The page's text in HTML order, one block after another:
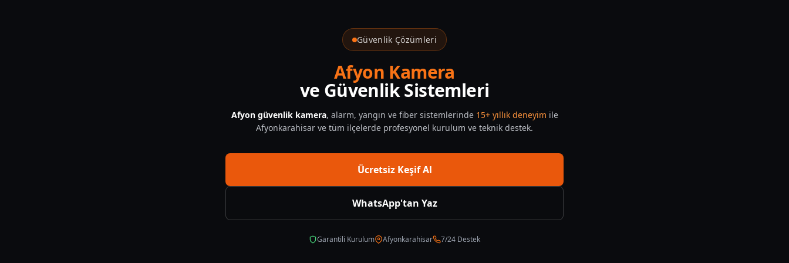
Güvenlik Çözümleri
Afyon Kamera
ve Güvenlik Sistemleri
Afyon güvenlik kamera, alarm, yangın ve fiber sistemlerinde 15+ yıllık deneyim ile
Afyonkarahisar ve tüm ilçelerde profesyonel kurulum ve teknik destek.
Ücretsiz Keşif Al
WhatsApp'tan Yaz
Garantili Kurulum Afyonkarahisar 7/24 Destek